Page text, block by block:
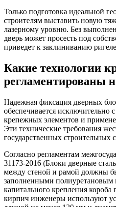
Только подготовка идеальной
строителям выставить новую
лазерному уровню. Без
дверь может просесть под
приведет к заклиниванию
Какие технологии
регламентированы
Надежная фиксация дверных
обеспечивается
крепежных элементов и
Эти технические требования
государственных строительных
Согласно регламентам
31173-2016 (Блоки дверные
между стеной и рамой должны
заполненными полиуретановым
капитального крепления
кирпич инженеры используют